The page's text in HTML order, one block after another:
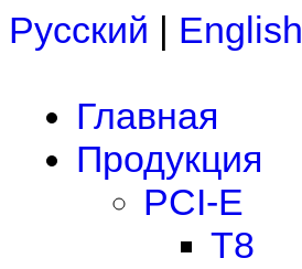
Русский | English
Главная
Продукция
PCI-E
T8